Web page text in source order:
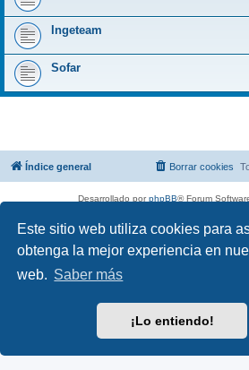
Este sitio web utiliza cookies para
obtenga la mejor experiencia en
web. Saber más
¡Lo entiendo!
Ingeteam
Sofar
Índice general Borrar cookies
Desarrollado porphpBB® Forum
Privacidad|